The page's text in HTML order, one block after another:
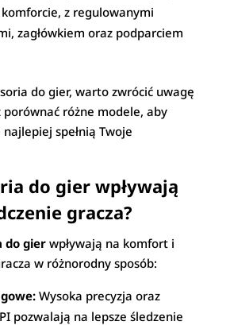
komforcie, z regulowanymi
zagłówkiem oraz podparciem
do gier, warto zwrócić uwagę
porównać różne modele, aby
spełnią Twoje
do gier wpływają
gracza?
do gierwpływają na komfort i
w różnorodny sposób:
Wysoka precyzja oraz
pozwalają na lepsze śledzenie